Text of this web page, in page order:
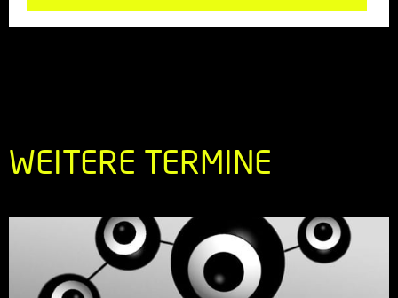
WEITERE TERMINE